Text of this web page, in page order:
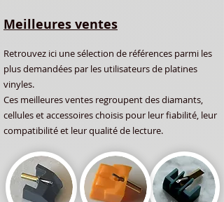
Meilleures ventes
Retrouvez ici une sélection de références parmi les
plus demandées par les utilisateurs de platines
vinyles.
Ces meilleures ventes regroupent des diamants,
cellules et accessoires choisis pour leur fiabilité, leur
compatibilité et leur qualité de lecture.